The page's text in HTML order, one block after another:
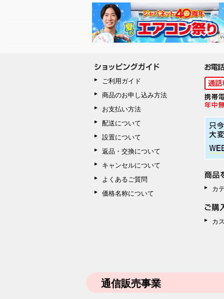
ご利用ガイド
商品のお申し込み方法
お支払い方法
配送について
設置について
返品・交換について
キャンセルについて
よくあるご質問
価格名称について
カ
カ
通信販売事業